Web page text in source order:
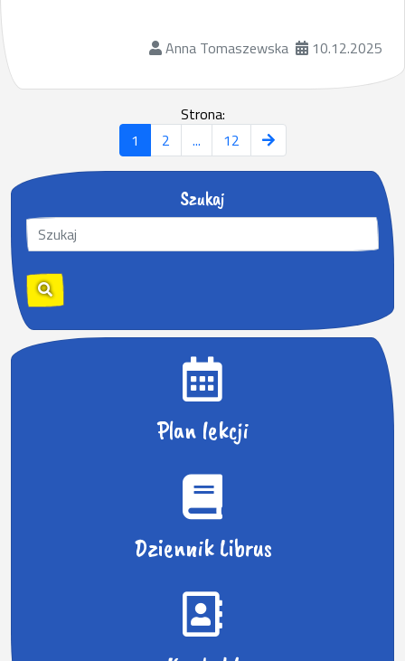
Anna Tomaszewska 10.12.2025
Strona:
1
2 ... 12
Szukaj
S
z
k
a
j
:
Plan lekcji
Dziennik Librus